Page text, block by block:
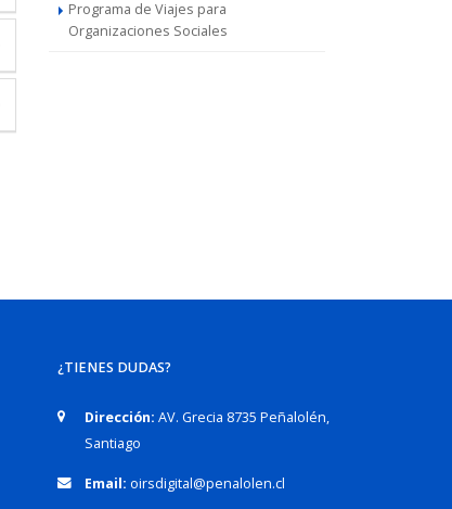
Programa de Viajes para
Organizaciones Sociales
¿TIENES DUDAS?
Dirección: AV. Grecia 8735 Peñalolén,
Santiago
Email: oirsdigital@penalolen.cl